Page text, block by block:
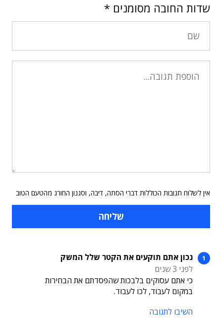
שדות החובה מסומנים *
אין לשלוח תגובות הכוללות דברי הסתה, דיבה, וסגנון החורג מהטעם הטוב
נכון אתם תוקעים את הקטר שלל המשק
לפני 3 שנים
כי אתם עסוקים בלבכות שהפסדתם את הבחירות
במקום לעבוד, לכו לעבוד.
השיבו לתגובה